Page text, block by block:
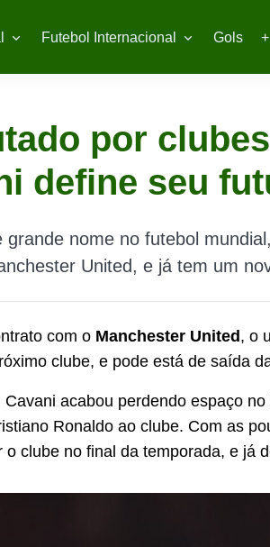
Futebol Internacional Gols
por
define seu
grande nome no futebol
United, e já tem um
com o Manchester United , o
clube, e pode está de saída
Cavani acabou perdendo espaço no
Ronaldo ao clube. Com as
o clube no final da temporada, e já